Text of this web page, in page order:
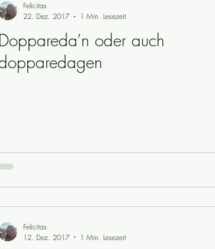
Doppareda’n oder auch
Felicitas
22. Dez. 2017
1 Min. Lesezeit
Felicitas
12. Dez. 2017
1 Min. Lesezeit